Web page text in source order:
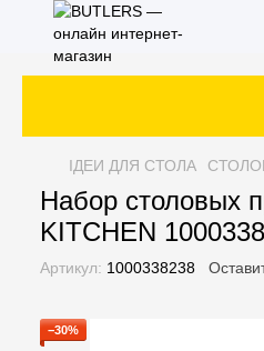
ІДЕИ ДЛЯ СТОЛА
Набор столовых
KITCHEN
Артикул: 1000338238
−30%